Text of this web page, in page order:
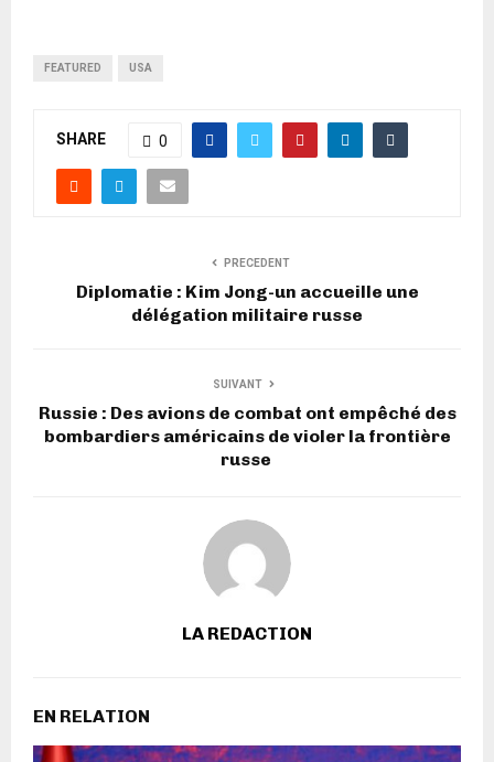
FEATURED USA
SHARE 0
PRECEDENT
Diplomatie : Kim Jong-un accueille une
délégation militaire russe
SUIVANT
Russie : Des avions de combat ont empêché des
bombardiers américains de violer la frontière
russe
LA REDACTION
EN RELATION